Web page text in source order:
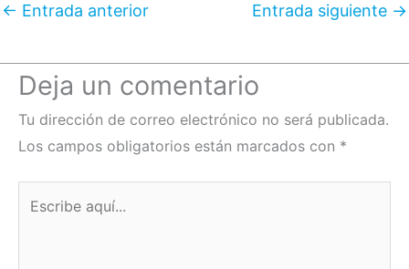
← Entrada anterior Entrada siguiente →
Deja un comentario
Tu dirección de correo electrónico no será publicada.
Los campos obligatorios están marcados con *